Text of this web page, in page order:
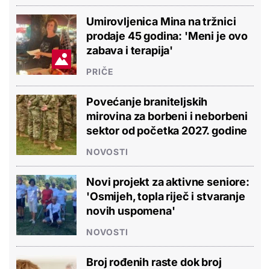
Umirovljenica Mina na tržnici
prodaje 45 godina: 'Meni je ovo
zabava i terapija'
PRIČE
Povećanje braniteljskih
mirovina za borbeni i neborbeni
sektor od početka 2027. godine
NOVOSTI
Novi projekt za aktivne seniore:
'Osmijeh, topla riječ i stvaranje
novih uspomena'
NOVOSTI
Broj rođenih raste dok broj